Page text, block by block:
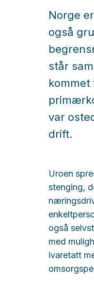
Norge
også
står
kommet
var
drift.
Uroen
stenging,
også
med
ivaretatt